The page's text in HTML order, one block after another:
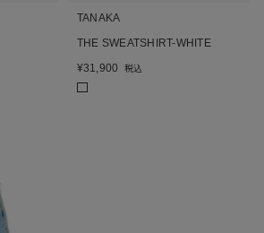
TANAKA
THE SWEATSHIRT-WHITE
¥31,900 税込